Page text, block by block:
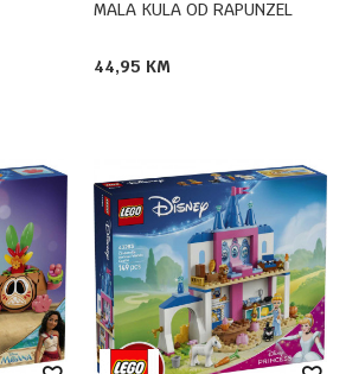
MALA KULA OD RAPUNZEL
44,95 KM